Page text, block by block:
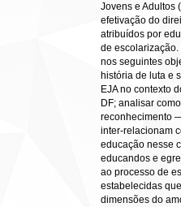
Jovens e Adultos
efetivação do
atribuídos por
de
nos seguintes
história de luta e
EJA no contexto
DF; analisar
reconhecimento
inter-relacionam
educação nesse
educandos e
ao processo de
estabelecidas
dimensões do